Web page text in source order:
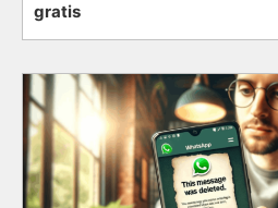
gratis